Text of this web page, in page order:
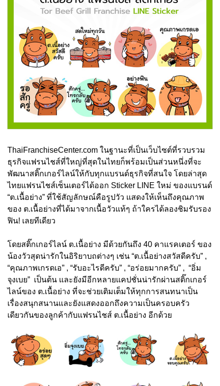
ThaiFranchiseCenter.com ในฐานะที่เป็นเว็บไซต์ที่รวบรวม
ธุรกิจแฟรนไชส์ที่ใหญ่ที่สุดในไทยก็พร้อมเป็นส่วนหนึ่งที่จะ
พัฒนาสติ๊กเกอร์ไลน์ให้กับทุกแบรนด์ธุรกิจที่สนใจ โดยล่าสุด
ไทยแฟรนไชส์เซ็นเตอร์ได้ออก Sticker LINE ใหม่ ของแบรนด์
“ต.เนื้อย่าง” ที่ใช้สัญลักษณ์คือรูปวัว แสดงให้เห็นถึงคุณภาพ
ของ ต.เนื้อย่างที่ได้มาจากเนื้อวัวแท้ๆ ถ้าใครได้ลองชิมรับรอง
ฟิน! เลยทีเดียว
โดยสติ๊กเกอร์ไลน์ ต.เนื้อย่าง มีด้วยกันถึง 40 คาแรคเตอร์ ของ
น้องวัวสุดน่ารักในอิริยาบถต่างๆ เช่น “ต.เนื้อย่างสวัสดีครับ” ,
“คุณภาพเกรดเอ” , “รับอะไรดีครับ” , “อร่อยมากครับ” , “อิ่ม
จุงเบย” เป็นต้น และยังมีอีกหลายแคปชั่นน่ารักผ่านสติ๊กเกอร์
ไลน์ของ ต.เนื้อย่าง ที่จะช่วยเติมเต็มให้ทุกการสนทนาเป็น
เรื่องสนุกสนานและยังแสดงออกถึงความเป็นครอบครัว
เดียวกันของลูกค้ากับแฟรนไชส์ ต.เนื้อย่าง อีกด้วย